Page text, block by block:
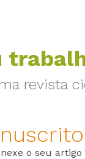
revista
o seu artigo